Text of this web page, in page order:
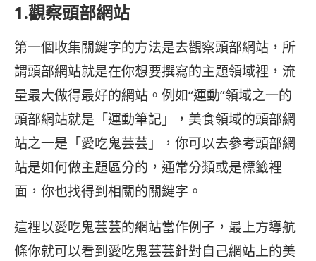
1.觀察頭部網站
第一個收集關鍵字的方法是去觀察頭部網站，所
謂頭部網站就是在你想要撰寫的主題領域裡，流
量最大做得最好的網站。例如“運動”領域之一的
頭部網站就是「運動筆記」，美食領域的頭部網
站之一是「愛吃鬼芸芸」，你可以去參考頭部網
站是如何做主題區分的，通常分類或是標籤裡
面，你也找得到相關的關鍵字。
這裡以愛吃鬼芸芸的網站當作例子，最上方導航
條你就可以看到愛吃鬼芸芸針對自己網站上的美